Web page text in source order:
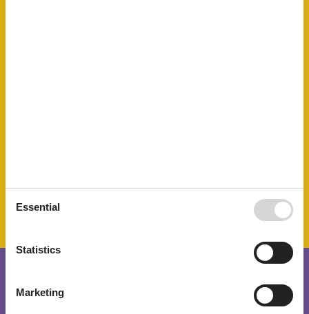
Garden for use
There is a possible chance for a short vacation this year.
Essential
Statistics
Marketing